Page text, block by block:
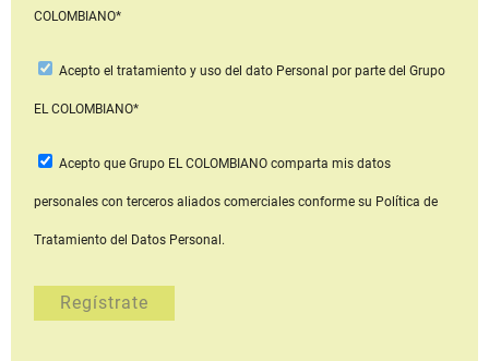
COLOMBIANO*
Acepto el tratamiento y uso del dato Personal por parte del Grupo
EL COLOMBIANO*
Acepto que Grupo EL COLOMBIANOcomparta mis datos
personales con terceros aliados comerciales conforme su Política de
Tratamiento del Datos Personal.